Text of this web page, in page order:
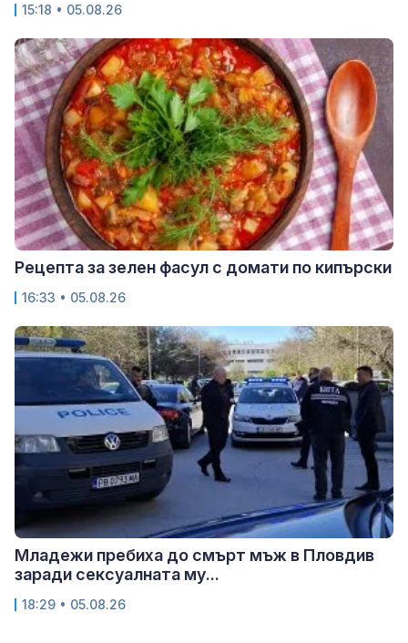
15:18 • 05.08.26
Рецепта за зелен фасул с домати по кипърски
16:33 • 05.08.26
Младежи пребиха до смърт мъж в Пловдив
заради сексуалната му...
18:29 • 05.08.26